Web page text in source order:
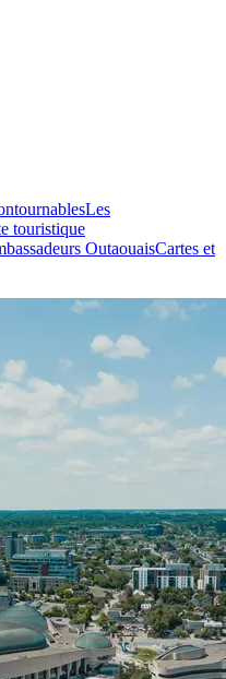
Les
touristique
OutaouaisCartes et